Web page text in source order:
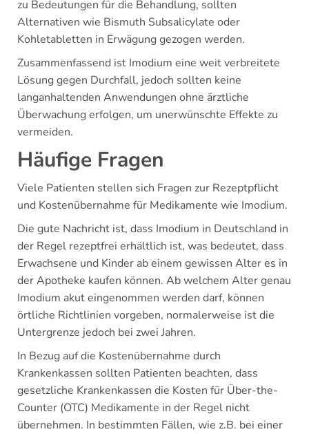
zu Bedeutungen für die Behandlung, sollten
Alternativen wie Bismuth Subsalicylate oder
Kohletabletten in Erwägung gezogen werden.
Zusammenfassend ist Imodium eine weit verbreitete
Lösung gegen Durchfall, jedoch sollten keine
langanhaltenden Anwendungen ohne ärztliche
Überwachung erfolgen, um unerwünschte Effekte zu
vermeiden.
Häufige Fragen
Viele Patienten stellen sich Fragen zur Rezeptpflicht
und Kostenübernahme für Medikamente wie Imodium.
Die gute Nachricht ist, dass Imodium in Deutschland in
der Regel rezeptfrei erhältlich ist, was bedeutet, dass
Erwachsene und Kinder ab einem gewissen Alter es in
der Apotheke kaufen können. Ab welchem Alter genau
Imodium akut eingenommen werden darf, können
örtliche Richtlinien vorgeben, normalerweise ist die
Untergrenze jedoch bei zwei Jahren.
In Bezug auf die Kostenübernahme durch
Krankenkassen sollten Patienten beachten, dass
gesetzliche Krankenkassen die Kosten für Über-the-
Counter (OTC) Medikamente in der Regel nicht
übernehmen. In bestimmten Fällen, wie z.B. bei einer